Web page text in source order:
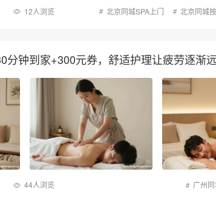
12人浏览 北京同城SPA上门 北京同城
分钟到家+300元券，舒适护理让疲劳逐渐
44人浏览 广州